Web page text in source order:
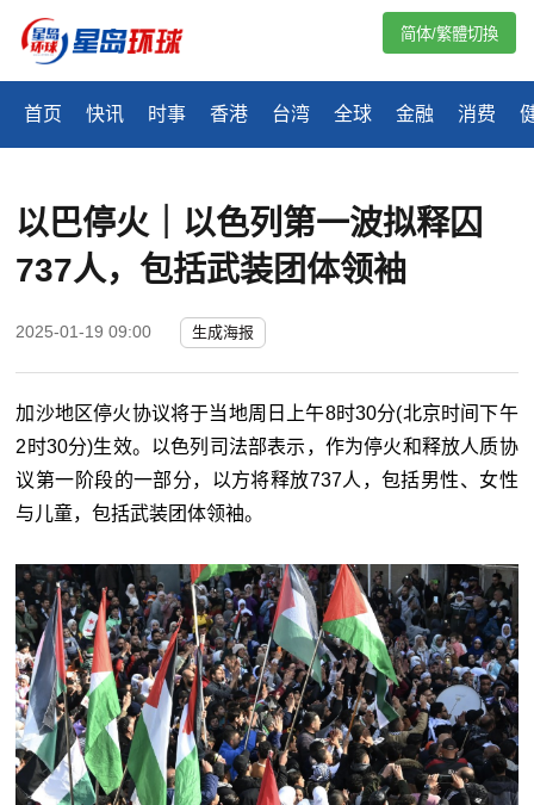
首页 快讯 时事 香港 台湾 全球 金融 消费
简体/繁體切換
以巴停火｜以色列第一波拟释囚
737人，包括武装团体领袖
2025-01-19 09:00 生成海报
加沙地区停火协议将于当地周日上午8时30分(北京时间下午
2时30分)生效。以色列司法部表示，作为停火和释放人质协
议第一阶段的一部分，以方将释放737人，包括男性、女性
与儿童，包括武装团体领袖。